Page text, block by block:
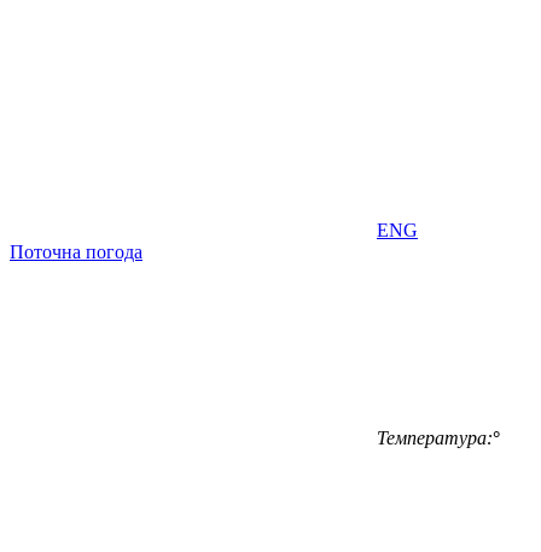
ENG
Поточна погода
Температура:°